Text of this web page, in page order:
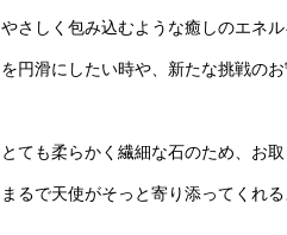
やさしく包み込むような癒しのエネ
を円滑にしたい時や、新たな挑戦のお
とても柔らかく繊細な石のため、お
まるで天使がそっと寄り添ってくれ